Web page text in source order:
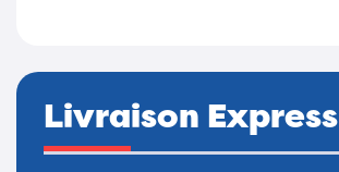
Livraison Express